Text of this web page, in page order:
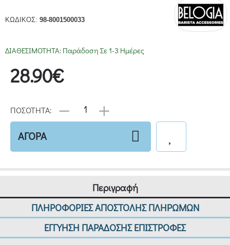
ΚΩΔΙΚΟΣ: 98-8001500033
ΔΙΑΘΕΣΙΜΟΤΗΤΑ: Παράδοση Σε 1-3 Ημέρες
28.90€
ΠΟΣΟΤΗΤΑ:
ΑΓΟΡΑ
Περιγραφή
ΠΛΗΡΟΦΟΡΙΕΣ ΑΠΟΣΤΟΛΗΣ ΠΛΗΡΩΜΩΝ
ΕΓΓΥΗΣΗ ΠΑΡΑΔΟΣΗΣ ΕΠΙΣΤΡΟΦΕΣ